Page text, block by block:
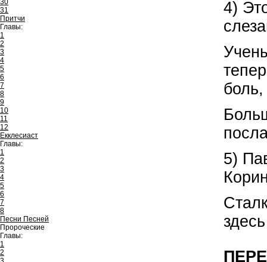
30
31
Притчи
Главы:
1
2
3
4
5
6
7
8
9
10
11
12
Екклесиаст
Главы:
1
2
3
4
5
6
7
8
Песни Песней
Пророческие
Главы:
1
2
4)
боль,
5)